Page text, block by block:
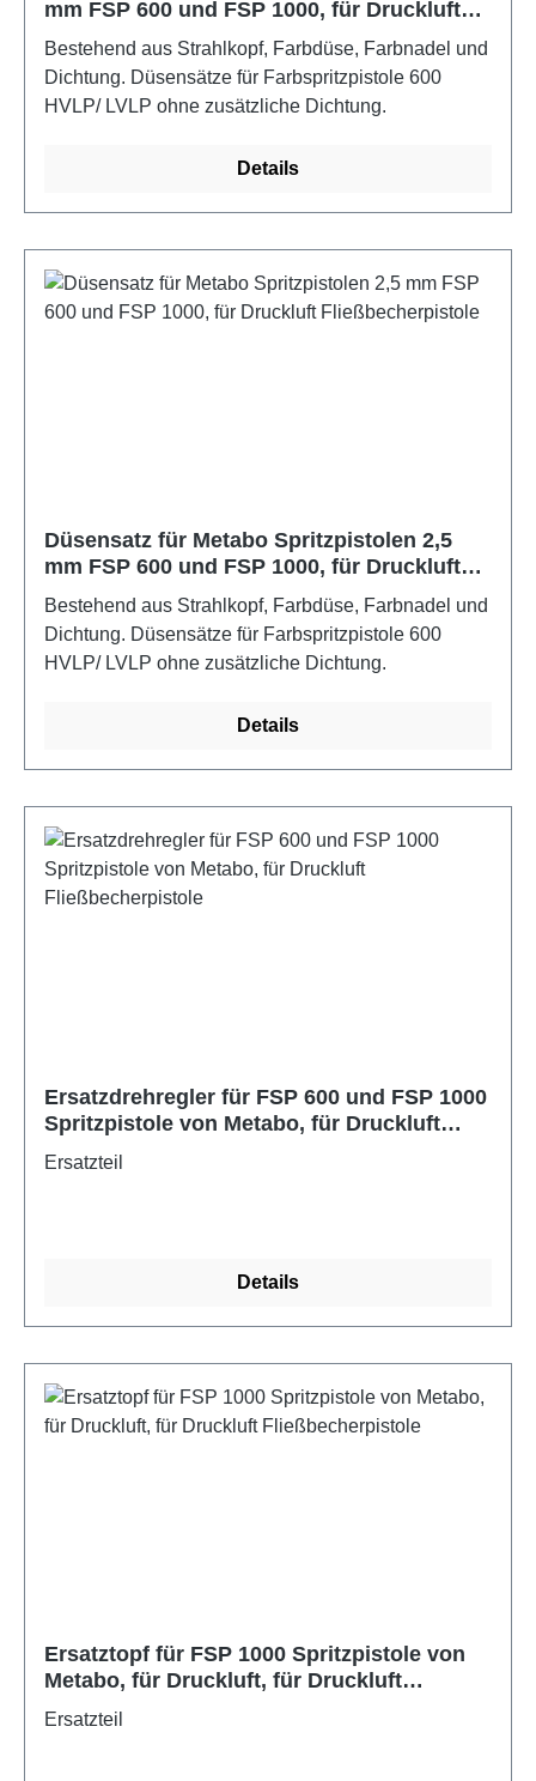
mm FSP 600 und FSP 1000, für Druckluft
Fließbecherpistole
Bestehend aus Strahlkopf, Farbdüse, Farbnadel und
Dichtung. Düsensätze für Farbspritzpistole 600
HVLP/ LVLP ohne zusätzliche Dichtung.
Details
Düsensatz für Metabo Spritzpistolen 2,5
mm FSP 600 und FSP 1000, für Druckluft
Fließbecherpistole
Bestehend aus Strahlkopf, Farbdüse, Farbnadel und
Dichtung. Düsensätze für Farbspritzpistole 600
HVLP/ LVLP ohne zusätzliche Dichtung.
Details
Ersatzdrehregler für FSP 600 und FSP 1000
Spritzpistole von Metabo, für Druckluft
Fließbecherpistole
Ersatzteil
Details
Ersatztopf für FSP 1000 Spritzpistole von
Metabo, für Druckluft, für Druckluft
Fließbecherpistole
Ersatzteil